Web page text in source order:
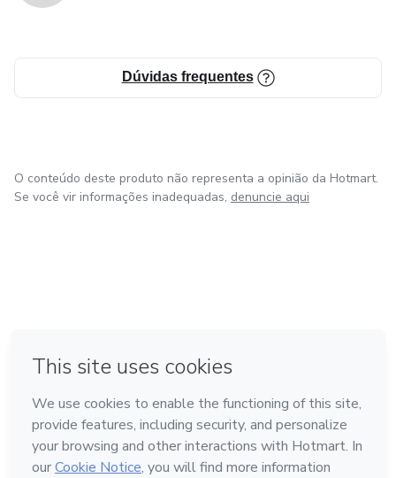
Dúvidas frequentes
O conteúdo deste produto não representa a opinião da Hotmart.
Se você vir informações inadequadas, denuncie aqui
Feito com ❤ em Bogotá
Conheça a Hotmart